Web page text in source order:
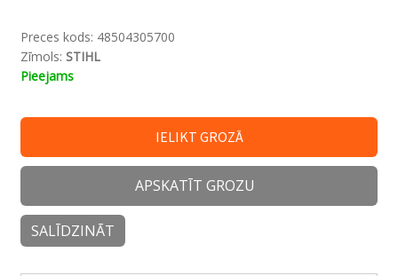
Preces kods: 48504305700
Zīmols: STIHL
Pieejams
IELIKT GROZĀ
APSKATĪT GROZU
SALĪDZINĀT